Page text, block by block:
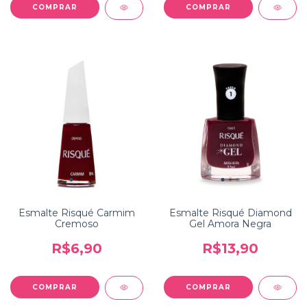
Esmalte Risqué Carmim
Cremoso
R$6,90
Esmalte Risqué Diamond
Gel Amora Negra
R$13,90